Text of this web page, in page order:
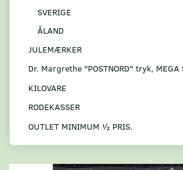
SVERIGE
ÅLAND
JULEMÆRKER
Dr. Margrethe "POSTNORD" tryk, MEGA
KILOVARE
RODEKASSER
OUTLET MINIMUM ½ PRIS.